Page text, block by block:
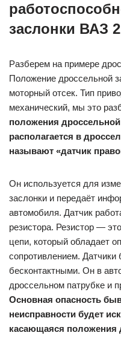
заслонки ВАЗ
Разберем на примере
Положение дроссельной
моторный отсек. Тип
механический, мы это
положения
располагается в
называют «датчик
Он используется для
заслонки и передаёт
автомобиля. Датчик
резистора. Резистор —
цепи, который обладает
сопротивлением.
бесконтактными. Он в
дроссельном патрубке и
Основная опасность
неисправности будет
касающаяся положения